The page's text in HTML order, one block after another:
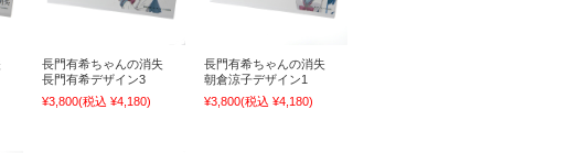
長門有希ちゃんの消失
長門有希デザイン3
¥3,800(税込 ¥4,180)
長門有希ちゃんの消失
朝倉涼子デザイン1
¥3,800(税込 ¥4,180)